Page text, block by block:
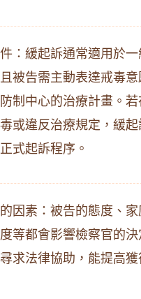
：緩起訴通常適用於一
被告需主動表達戒毒
制中心的治療計畫。
或違反治療規定，緩起
式起訴程序。
因素：被告的態度、家
等都會影響檢察官的決
求法律協助，能提高